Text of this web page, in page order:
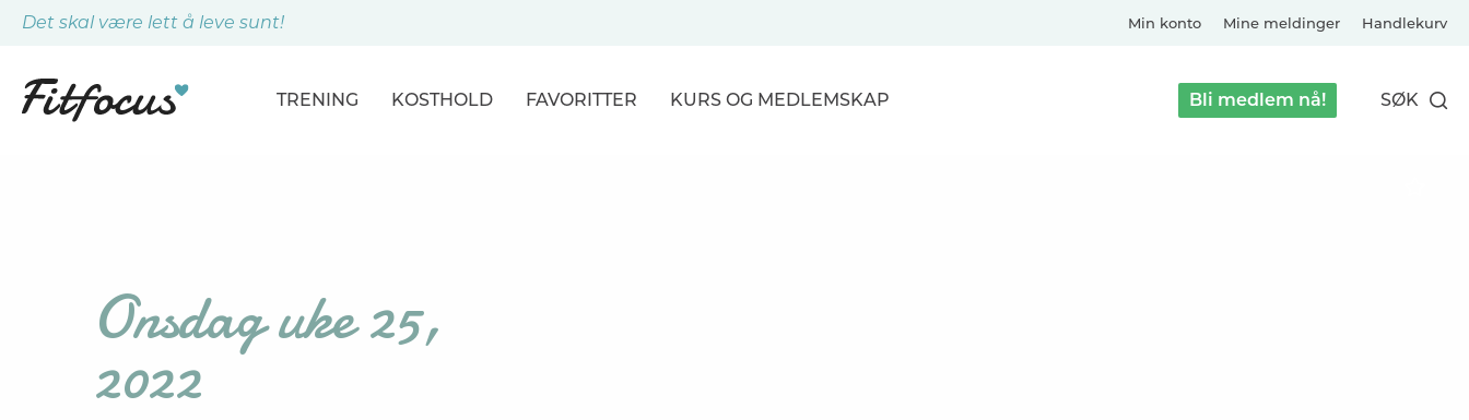
Det skal være lett å leve sunt! Min konto Mine meldinger Handlekurv
TRENING KOSTHOLD FAVORITTER KURS OG MEDLEMSKAP Bli medlem nå! SØK
Onsdag uke 25,
2022